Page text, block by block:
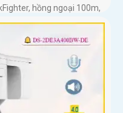
hồng ngoại 100m,
rung EIS và chuẩn nén H